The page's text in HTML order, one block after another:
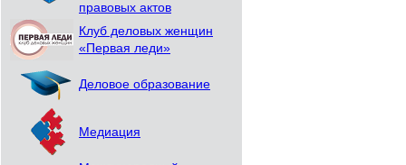
правовых актов
Клуб деловых женщин
«Первая леди»
Деловое образование
Медиация